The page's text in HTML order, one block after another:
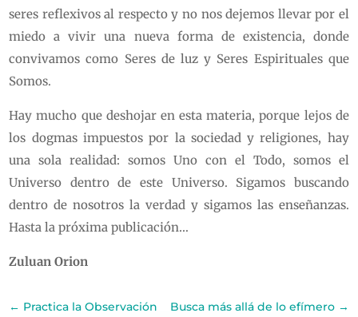
seres reflexivos al respecto y no nos dejemos llevar por el
miedo a vivir una nueva forma de existencia, donde
convivamos como Seres de luz y Seres Espirituales que
Somos.
Hay mucho que deshojar en esta materia, porque lejos de
los dogmas impuestos por la sociedad y religiones, hay
una sola realidad: somos Uno con el Todo, somos el
Universo dentro de este Universo. Sigamos buscando
dentro de nosotros la verdad y sigamos las enseñanzas.
Hasta la próxima publicación…
Zuluan Orion
← Practica la Observación Busca más allá de lo efímero→